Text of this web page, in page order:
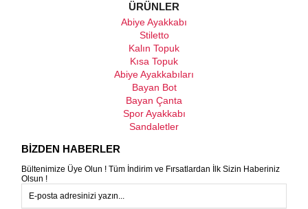
ÜRÜNLER
Abiye Ayakkabı
Stiletto
Kalın Topuk
Kısa Topuk
Abiye Ayakkabıları
Bayan Bot
Bayan Çanta
Spor Ayakkabı
Sandaletler
BİZDEN HABERLER
Bültenimize Üye Olun ! Tüm İndirim ve Fırsatlardan İlk Sizin Haberiniz
Olsun !